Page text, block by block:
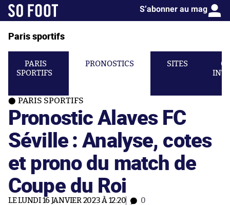
S’abonner au mag
Paris sportifs
PARIS
SPORTIFS
PRONOSTICS SITES
PARIS SPORTIFS
Pronostic Alaves FC
Séville : Analyse, cotes
et prono du match de
Coupe du Roi
LE LUNDI 16 JANVIER 2023 À 12:20 0